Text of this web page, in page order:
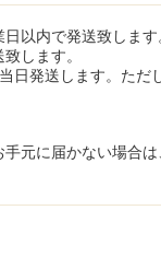
以内で発送致します
します。
日発送します。ただ
元に届かない場合